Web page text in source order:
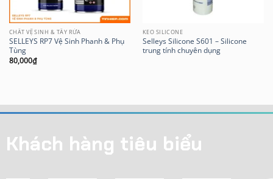
CHẤT VỆ SINH & TẨY RỬA
SELLEYS RP7 Vệ Sinh Phanh & Phụ
Tùng
80,000₫
KEO SILICONE
Selleys Silicone S601 – Silicone
trung tính chuyên dụng
Khách hàng tiêu biểu